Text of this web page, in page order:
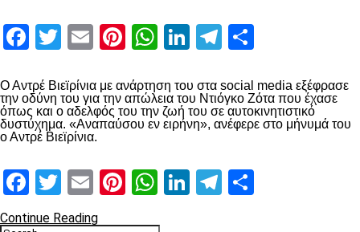
Facebook
Twitter
EmailPinterest
WhatsApp
LinkedIn
Telegram
Ο Αντρέ Βιεϊρίνια με ανάρτηση του στα social media εξέφρασε
την οδύνη του για την απώλεια του Ντιόγκο Ζότα που έχασε
όπως και ο αδελφός του την ζωή του σε αυτοκινητιστικό
δυστύχημα. «Αναπαύσου εν ειρήνη», ανέφερε στο μήνυμά του
ο Αντρέ Βιεϊρίνια.
Facebook
Twitter
EmailPinterest
WhatsApp
LinkedIn
Telegram
Continue Reading